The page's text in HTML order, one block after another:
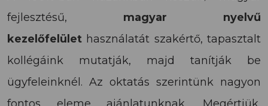
fejlesztésű, magyar nyelvű
kezelőfelület használatát szakértő, tapasztalt
kollégáink mutatják, majd tanítják be
ügyfeleinknél. Az oktatás szerintünk nagyon
fontos eleme ajánlatunknak. Megértjük,